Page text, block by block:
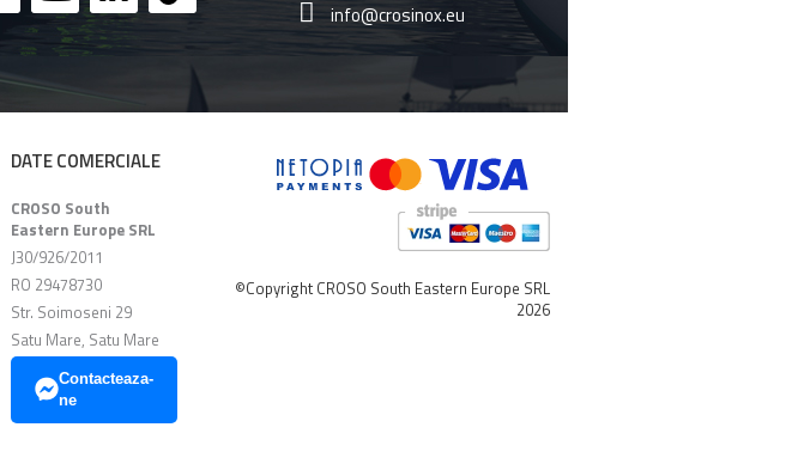
info@crosinox.eu
DATE COMERCIALE
CROSO South
Eastern Europe SRL
J30/926/2011
RO 29478730
Str. Soimoseni 29
Satu Mare, Satu Mare
Contacteaza-
ne
©Copyright CROSO South Eastern Europe SRL
2026